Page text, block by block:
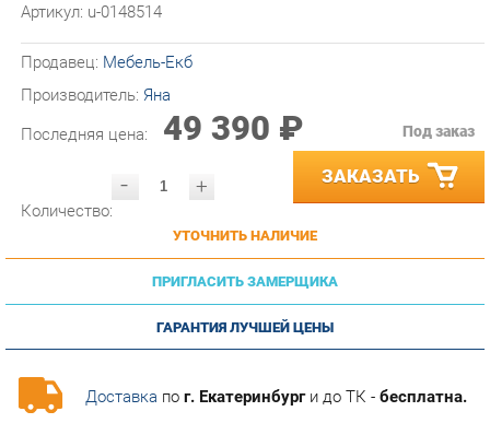
Производитель:Яна
Последняя цена: 49 390 ₽
- ЗАКАЗАТЬ
УТОЧНИТЬ НАЛИЧИЕ
ПРИГЛАСИТЬ ЗАМЕРЩИКА
ГАРАНТИЯ ЛУЧШЕЙ ЦЕНЫ
Доставкапог. Екатеринбурги до ТК -бесплатна.